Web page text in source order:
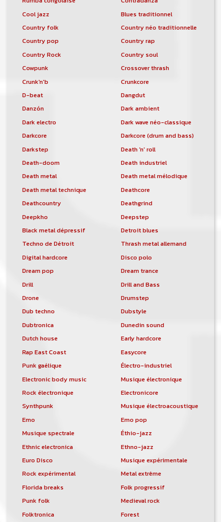
Cool jazz
Blues traditionnel
Country folk
Country néo traditionnelle
Country pop
Country rap
Country Rock
Country soul
Cowpunk
Crossover thrash
Crunk'n'b
Crunkcore
D-beat
Dangdut
Danzón
Dark ambient
Dark electro
Dark wave néo-classique
Darkcore
Darkcore (drum and bass)
Darkstep
Death 'n' roll
Death-doom
Death industriel
Death metal
Death metal mélodique
Death metal technique
Deathcore
Deathcountry
Deathgrind
Deepkho
Deepstep
Black metal dépressif
Detroit blues
Techno de Détroit
Thrash metal allemand
Digital hardcore
Disco polo
Dream pop
Dream trance
Drill
Drill and Bass
Drone
Drumstep
Dub techno
Dubstyle
Dubtronica
Dunedin sound
Dutch house
Early hardcore
Rap East Coast
Easycore
Punk gaélique
Électro-industriel
Electronic body music
Musique électronique
Rock électronique
Electronicore
Synthpunk
Musique électroacoustique
Emo
Emo pop
Musique spectrale
Éthio-jazz
Ethnic electronica
Ethno-jazz
Euro Disco
Musique expérimentale
Rock expérimental
Metal extrême
Florida breaks
Folk progressif
Punk folk
Medieval rock
Folktronica
Forest